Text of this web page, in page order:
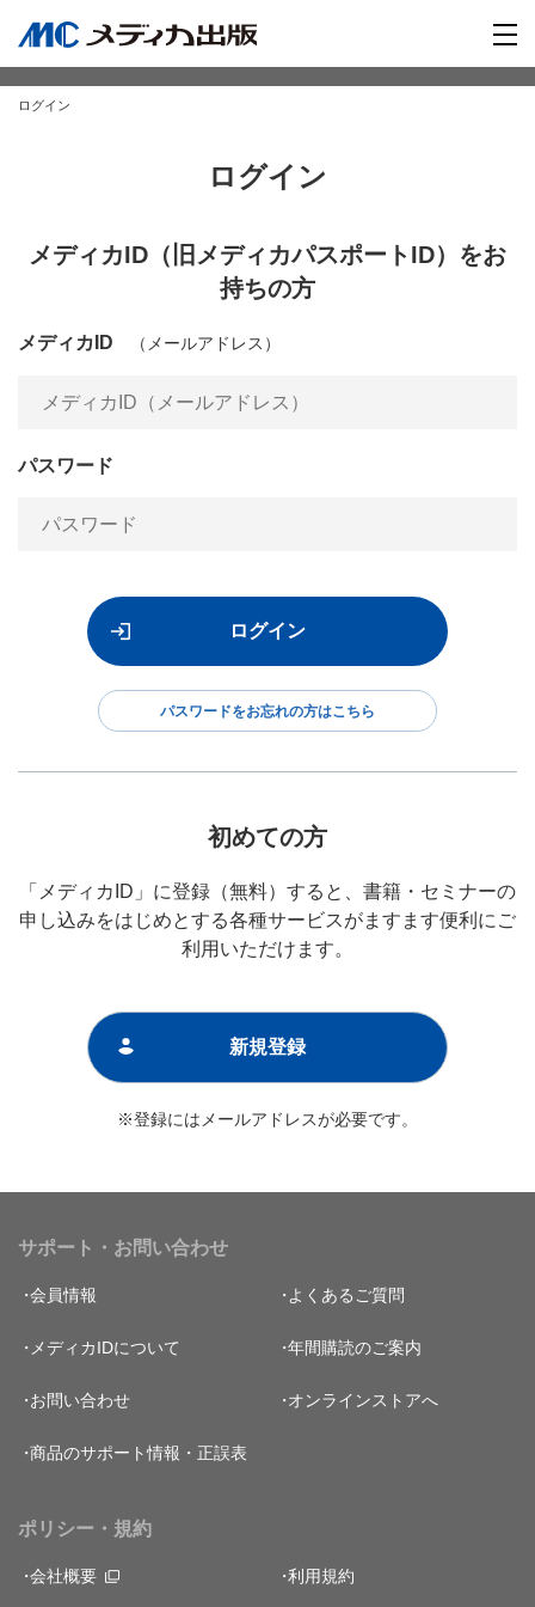
ログイン
ログイン
メディカID（旧メディカパスポートID）をお
持ちの方
メディカID （メールアドレス）
パスワード
パスワードをお忘れの方はこちら
初めての方
「メディカID」に登録（無料）すると、書籍・セミナーの
申し込みをはじめとする各種サービスがますます便利にご
利用いただけます。
新規登録
※登録にはメールアドレスが必要です。
サポート・お問い合わせ
会員情報 よくあるご質問
メディカIDについて 年間購読のご案内
お問い合わせ オンラインストアへ
商品のサポート情報・正誤表
ポリシー・規約
会社概要 利用規約